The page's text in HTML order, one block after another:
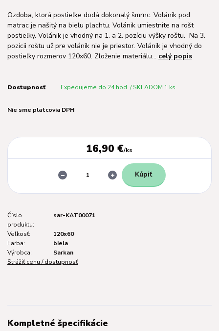
Ozdoba, ktorá postieľke dodá dokonalý šmrnc. Volánik pod
matrac je našitý na bielu plachtu. Volánik umiestnite na rošt
postieľky. Volánik je vhodný na 1. a 2. pozíciu výšky roštu. Na 3.
pozícii roštu už pre volánik nie je priestor. Volánik je vhodný do
postieľky rozmerov 120x60. Zloženie materiálu... celý popis
Dostupnosť Expedujeme do 24 hod. / SKLADOM 1 ks
Nie sme platcovia DPH
16,90 €/ks
Kúpiť
Číslo
produktu:
sar-KAT00071
Veľkosť:
120x60
Farba:
biela
Výrobca:
Sarkan
Strážiť cenu / dostupnosť
Kompletné špecifikácie